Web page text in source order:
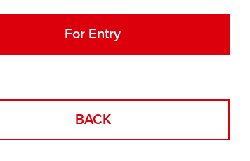
For Entry
BACK